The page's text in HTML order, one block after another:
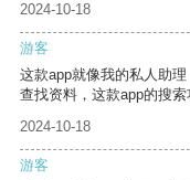
2024-10-18
游客
这款app就像我的私人助
查找资料，这款app的搜
2024-10-18
游客